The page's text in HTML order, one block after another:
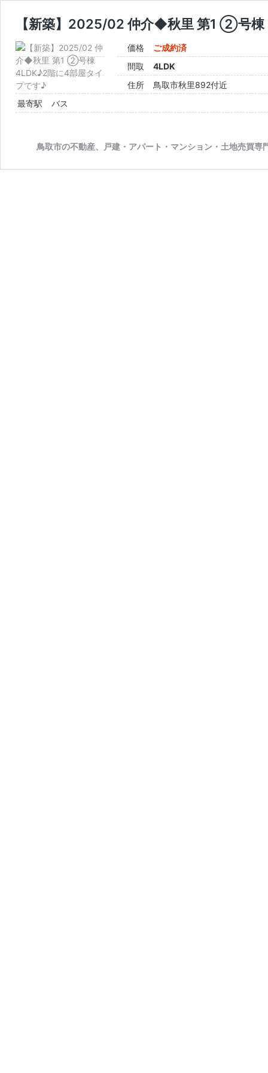
【新築】2025/02 仲介◆秋里 第1 ②号
価格
ご成約済
間取
4LDK
住所
鳥取市秋里892付近
最寄駅
バス
鳥取市の不動産、戸建・アパート・マンション・土地売買専